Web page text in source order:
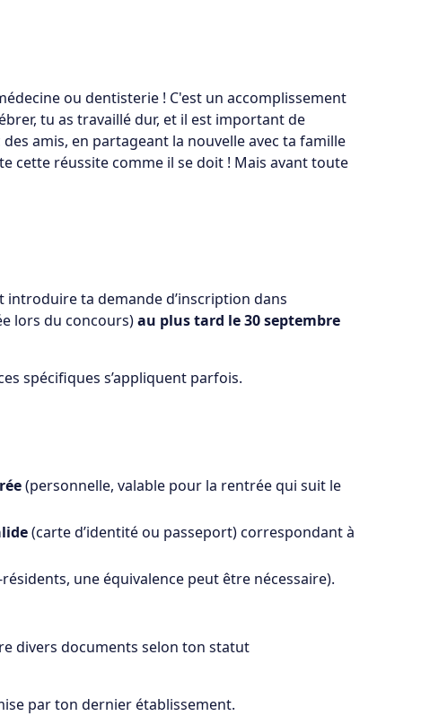
ou dentisterie ! C'est un accomplissement
tu as travaillé dur, et il est important de
amis, en partageant la nouvelle avec ta famille
cette réussite comme il se doit ! Mais avant toute
ta demande d’inscription dans
lors du concours)au plus tard le 30 septembre
spécifiques s’appliquent parfois.
(personnelle, valable pour la rentrée qui suit le
(carte d’identité ou passeport) correspondant à
une équivalence peut être nécessaire).
divers documents selon ton statut
par ton dernier établissement.